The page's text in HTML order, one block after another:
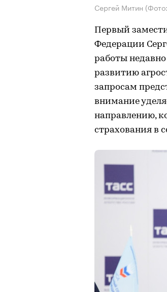
Сергей Митин
Первый
Федерации
работы
развитию
запросам
внимание
направлению,
страхования в